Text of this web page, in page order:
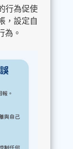
行為促使
，設定自
為。